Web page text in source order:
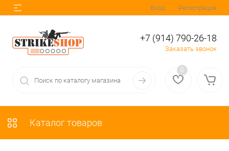
Вход Регистрация
+7 (914) 790-26-18
Заказать звонок
0
Каталог товаров